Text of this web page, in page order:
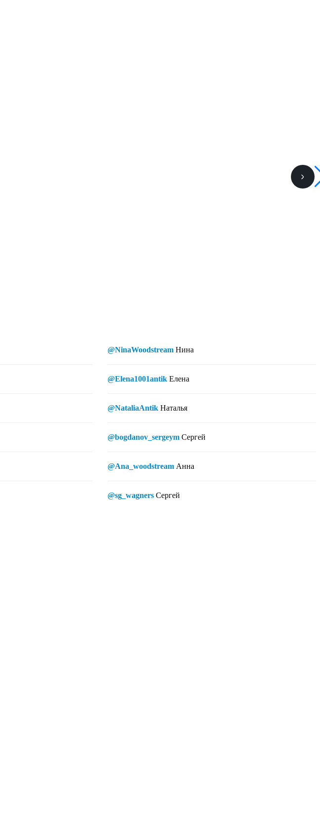
@NinaWoodstream Нина
@Elena1001antik Елена
@NataliaAntik Наталья
@bogdanov_sergeym Сергей
@Ana_woodstream Анна
@sg_wagners Сергей